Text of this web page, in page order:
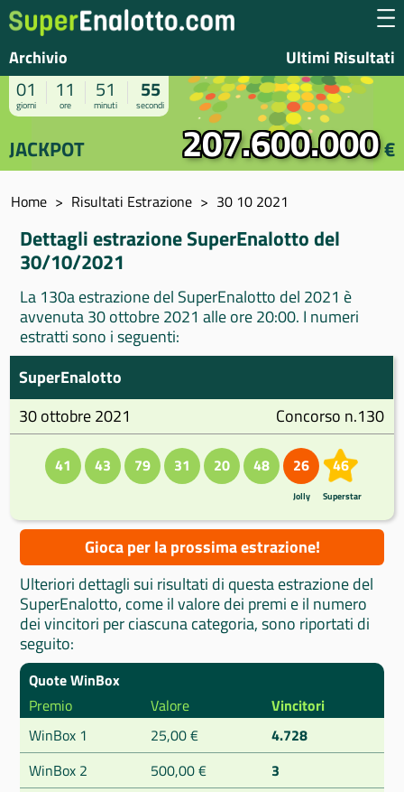
Archivio Ultimi Risultati
01
giorni
11
ore
51
minuti
55
secondi
JACKPOT 207.600.000€
Home Risultati Estrazione 30 10 2021
Dettagli estrazione SuperEnalotto del
30/10/2021
La 130a estrazione del SuperEnalotto del 2021 è
avvenuta 30 ottobre 2021 alle ore 20:00. I numeri
estratti sono i seguenti:
SuperEnalotto
30 ottobre 2021
Concorso n.130
41 43 79 31 20 48 26
Jolly
46
Superstar
Gioca per la prossima estrazione!
Ulteriori dettagli sui risultati di questa estrazione del
SuperEnalotto, come il valore dei premi e il numero
dei vincitori per ciascuna categoria, sono riportati di
seguito:
Quote WinBox
Premio
Valore
Vincitori
WinBox 1
25,00 €
4.728
WinBox 2
500,00 €
3